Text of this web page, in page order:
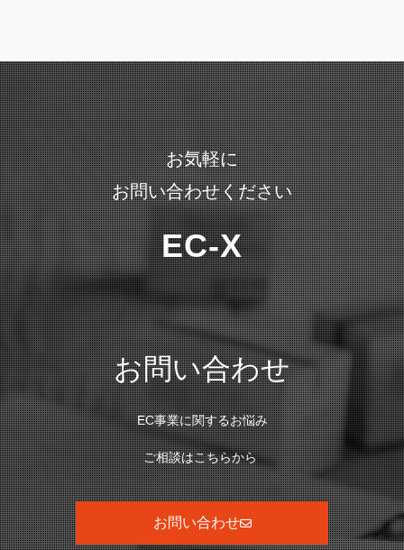
お気軽に
お問い合わせください
EC-X
お問い合わせ
EC事業に関するお悩み
ご相談はこちらから
お問い合わせ